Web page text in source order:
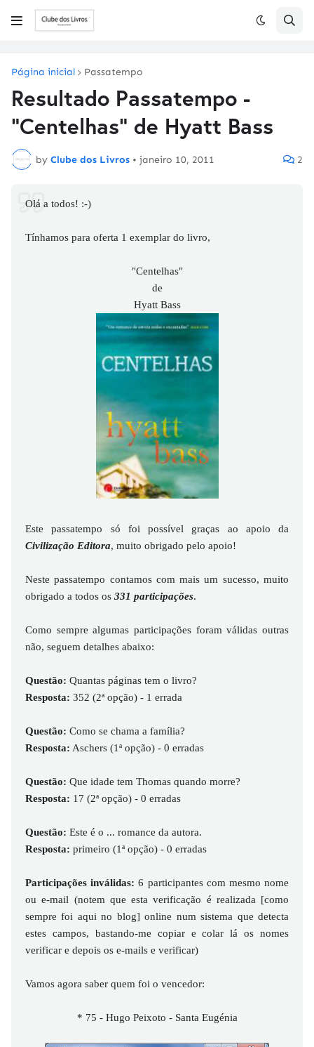
Página inicial Passatempo
Resultado Passatempo -
"Centelhas" de Hyatt Bass
by Clube dos Livros • janeiro 10, 2011 2
Olá a todos! :-)
Tínhamos para oferta 1 exemplar do livro,
"Centelhas"
de
Hyatt Bass
Este passatempo só foi possível graças ao apoio da
Civilização Editora, muito obrigado pelo apoio!
Neste passatempo contamos com mais um sucesso, muito
obrigado a todos os 331 participações.
Como sempre algumas participações foram válidas outras
não, seguem detalhes abaixo:
Questão: Quantas páginas tem o livro?
Resposta: 352 (2ª opção) - 1 errada
Questão: Como se chama a família?
Resposta: Aschers (1ª opção) - 0 erradas
Questão: Que idade tem Thomas quando morre?
Resposta: 17 (2ª opção) - 0 erradas
Questão: Este é o ... romance da autora.
Resposta: primeiro (1ª opção) - 0 erradas
Participações inválidas: 6 participantes com mesmo nome
ou e-mail (notem que esta verificação é realizada [como
sempre foi aqui no blog] online num sistema que detecta
estes campos, bastando-me copiar e colar lá os nomes
verificar e depois os e-mails e verificar)
Vamos agora saber quem foi o vencedor:
* 75 - Hugo Peixoto - Santa Eugénia